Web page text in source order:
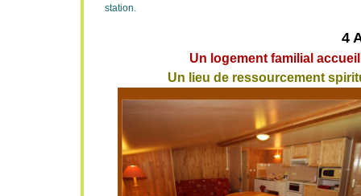
station.
4
Un logement familial
Un lieu de ressourcement